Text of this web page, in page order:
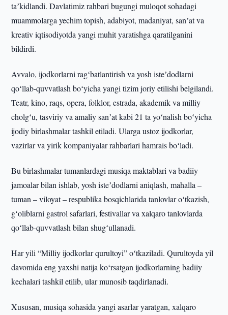
taʼkidlandi. Davlatimiz rahbari bugungi muloqot sohadagi
muammolarga yechim topish, adabiyot, madaniyat, sanʼat va
kreativ iqtisodiyotda yangi muhit yaratishga qaratilganini
bildirdi.
Avvalo, ijodkorlarni ragʻbatlantirish va yosh isteʼdodlarni
qoʻllab-quvvatlash boʻyicha yangi tizim joriy etilishi belgilandi.
Teatr, kino, raqs, opera, folklor, estrada, akademik va milliy
cholgʻu, tasviriy va amaliy sanʼat kabi 21 ta yoʻnalish boʻyicha
ijodiy birlashmalar tashkil etiladi. Ularga ustoz ijodkorlar,
vazirlar va yirik kompaniyalar rahbarlari hamrais boʻladi.
Bu birlashmalar tumanlardagi musiqa maktablari va badiiy
jamoalar bilan ishlab, yosh isteʼdodlarni aniqlash, mahalla –
tuman – viloyat – respublika bosqichlarida tanlovlar oʻtkazish,
gʻoliblarni gastrol safarlari, festivallar va xalqaro tanlovlarda
qoʻllab-quvvatlash bilan shugʻullanadi.
Har yili “Milliy ijodkorlar qurultoyi” oʻtkaziladi. Qurultoyda yil
davomida eng yaxshi natija koʻrsatgan ijodkorlarning badiiy
kechalari tashkil etilib, ular munosib taqdirlanadi.
Xususan, musiqa sohasida yangi asarlar yaratgan, xalqaro